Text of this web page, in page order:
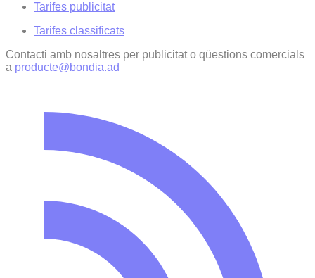
Tarifes publicitat
Tarifes classificats
Contacti amb nosaltres per publicitat o qüestions comercials
a producte@bondia.ad